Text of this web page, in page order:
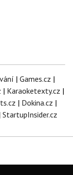
| Games.cz |
| Karaoketexty.cz |
| Dokina.cz |
StartupInsider.cz